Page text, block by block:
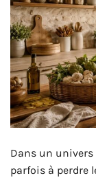
Dans un
parfois à perdre